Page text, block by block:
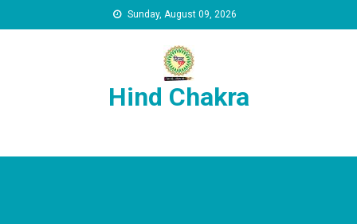
Sunday, August 09, 2026
Hind Chakra